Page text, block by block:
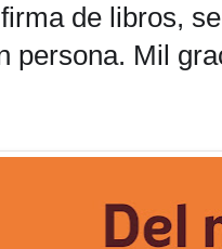
de libros,
persona. Mil